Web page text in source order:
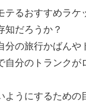
テるおすすめラケ
知だろうか？
の旅行かばんや
自分のトランク
うにするための